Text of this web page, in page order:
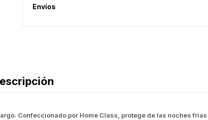
Envíos
Confeccionado por Home Class, protege de las noches